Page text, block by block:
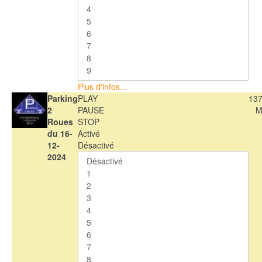
Plus d'infos...
Parking
2
Roues
du 16-
12-
2024
PLAY
PAUSE
STOP
Activé
Désactivé